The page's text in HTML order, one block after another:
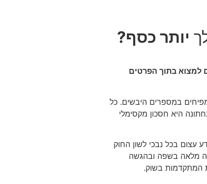
יותר כסף?
למצוא בתוך הפרטים
במספרים היבשים. כל
היא חסכון מקסימלי
עצום בכל נבכי לשון החוק
מלאה בשפה ובהגשה
המתקדמות בשוק.